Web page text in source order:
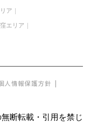
ア
エリア
人情報保護方針
断転載・引用を禁じ